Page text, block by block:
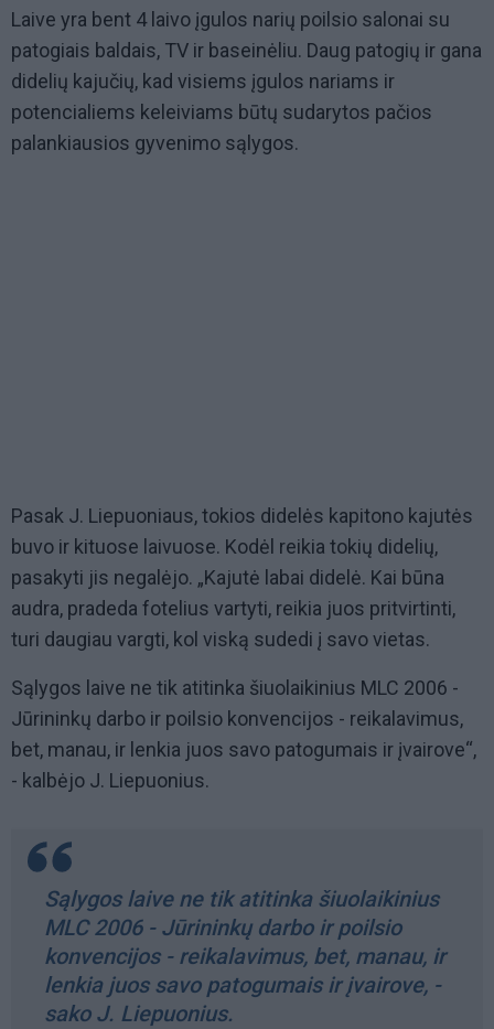
Laive yra bent 4 laivo įgulos narių poilsio salonai su
patogiais baldais, TV ir baseinėliu. Daug patogių ir gana
didelių kajučių, kad visiems įgulos nariams ir
potencialiems keleiviams būtų sudarytos pačios
palankiausios gyvenimo sąlygos.
Pasak J. Liepuoniaus, tokios didelės kapitono kajutės
buvo ir kituose laivuose. Kodėl reikia tokių didelių,
pasakyti jis negalėjo. „Kajutė labai didelė. Kai būna
audra, pradeda fotelius vartyti, reikia juos pritvirtinti,
turi daugiau vargti, kol viską sudedi į savo vietas.
Sąlygos laive ne tik atitinka šiuolaikinius MLC 2006 -
Jūrininkų darbo ir poilsio konvencijos - reikalavimus,
bet, manau, ir lenkia juos savo patogumais ir įvairove“,
- kalbėjo J. Liepuonius.
Sąlygos laive ne tik atitinka šiuolaikinius
MLC 2006 - Jūrininkų darbo ir poilsio
konvencijos - reikalavimus, bet, manau, ir
lenkia juos savo patogumais ir įvairove, -
sako J. Liepuonius.